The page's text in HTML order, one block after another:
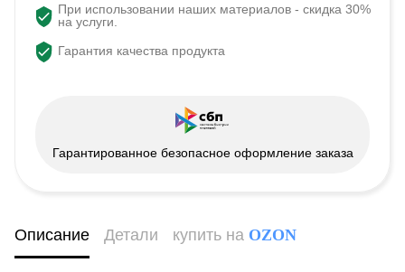
При использовании наших материалов - скидка 30%
на услуги.
Гарантия качества продукта
Гарантированное безопасное оформление заказа
Описание Детали купить на OZON